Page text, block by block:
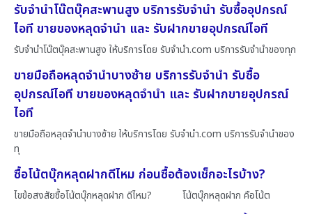
รับจำนำโน๊ตบุ๊คสะพานสูง บริการรับจำนำ รับซื้ออุปกรณ์
ไอที ขายของหลุดจำนำ และ รับฝากขายอุปกรณ์ไอที
รับจำนำโน๊ตบุ๊คสะพานสูง ให้บริการโดย รับจํานํา.com บริการรับจำนำของทุก
ขายมือถือหลุดจำนำบางซ้าย บริการรับจำนำ รับซื้อ
อุปกรณ์ไอที ขายของหลุดจำนำ และ รับฝากขายอุปกรณ์
ไอที
ขายมือถือหลุดจำนำบางซ้าย ให้บริการโดย รับจํานํา.com บริการรับจำนำของ
ทุ
ซื้อโน้ตบุ๊กหลุดฝากดีไหม ก่อนซื้อต้องเช็กอะไรบ้าง?
ไขข้อสงสัยซื้อโน้ตบุ๊กหลุดฝาก ดีไหม? โน้ตบุ๊กหลุดฝาก คือโน้ต